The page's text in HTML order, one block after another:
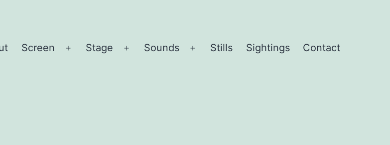
Screen
Open
Stage
Open
Sounds
Open
Stills Sightings Contact